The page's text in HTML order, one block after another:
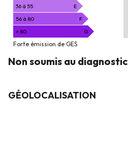
36 à 55
E
56 à 80
F
> 80
G
Forte émission de GES
Non soumis au diagnostic
GÉOLOCALISATION